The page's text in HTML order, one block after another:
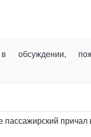
обсуждении,
пассажирский причал